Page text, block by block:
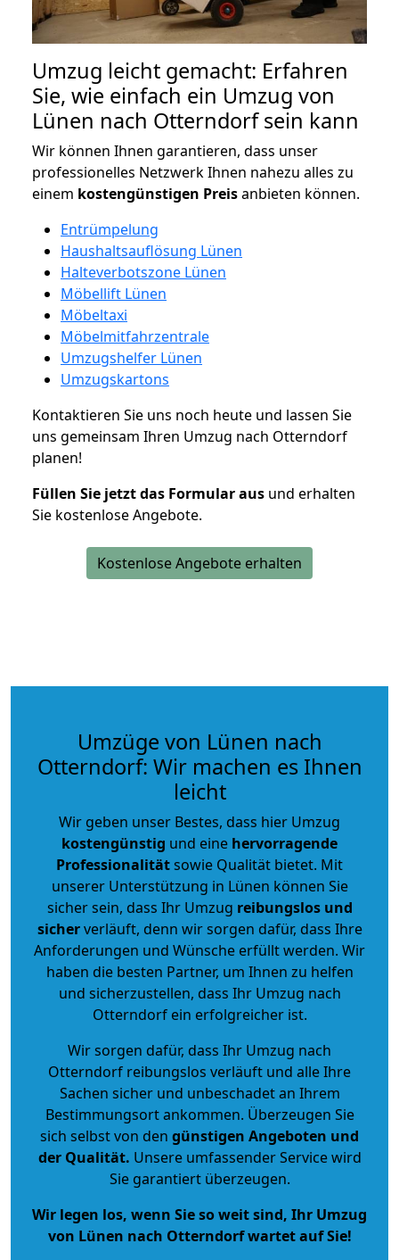
Umzug leicht gemacht: Erfahren
Sie, wie einfach ein Umzug von
Lünen nach Otterndorf sein kann
Wir können Ihnen garantieren, dass unser
professionelles Netzwerk Ihnen nahezu alles zu
einem kostengünstigen Preisanbieten können.
Entrümpelung
Haushaltsauflösung Lünen
Halteverbotszone Lünen
Möbellift Lünen
Möbeltaxi
Möbelmitfahrzentrale
Umzugshelfer Lünen
Umzugskartons
Kontaktieren Sie uns noch heute und lassen Sie
uns gemeinsam Ihren Umzug nach Otterndorf
planen!
Füllen Sie jetzt das Formular aus und erhalten
Sie kostenlose Angebote.
Kostenlose Angebote erhalten
Umzüge von Lünen nach
Otterndorf: Wir machen es Ihnen
leicht
Wir geben unser Bestes, dass hier Umzug
kostengünstig und eine hervorragende
Professionalitätsowie Qualität bietet. Mit
unserer Unterstützung in Lünen können Sie
sicher sein, dass Ihr Umzug reibungslos und
sicherverläuft, denn wir sorgen dafür, dass Ihre
Anforderungen und Wünsche erfüllt werden. Wir
haben die besten Partner, um Ihnen zu helfen
und sicherzustellen, dass Ihr Umzug nach
Otterndorf ein erfolgreicher ist.
Wir sorgen dafür, dass Ihr Umzug nach
Otterndorf reibungslos verläuft und alle Ihre
Sachen sicher und unbeschadet an Ihrem
Bestimmungsort ankommen. Überzeugen Sie
sich selbst von den günstigen Angeboten und
der Qualität. Unsere umfassender Service wird
Sie garantiert überzeugen.
Wir legen los, wenn Sie so weit sind, Ihr Umzug
von Lünen nach Otterndorf wartet auf Sie!